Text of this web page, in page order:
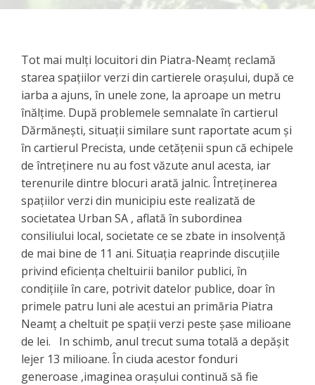
Tot mai mulți locuitori din Piatra-Neamț reclamă
starea spațiilor verzi din cartierele orașului, după ce
iarba a ajuns, în unele zone, la aproape un metru
înălțime. După problemele semnalate în cartierul
Dărmănești, situații similare sunt raportate acum și
în cartierul Precista, unde cetățenii spun că echipele
de întreținere nu au fost văzute anul acesta, iar
terenurile dintre blocuri arată jalnic. Întreținerea
spațiilor verzi din municipiu este realizată de
societatea Urban SA , aflată în subordinea
consiliului local, societate ce se zbate in insolvență
de mai bine de 11 ani. Situația reaprinde discuțiile
privind eficiența cheltuirii banilor publici, în
condițiile în care, potrivit datelor publice, doar în
primele patru luni ale acestui an primăria Piatra
Neamț a cheltuit pe spații verzi peste șase milioane
de lei. In schimb, anul trecut suma totală a depășit
lejer 13 milioane. În ciuda acestor fonduri
generoase ,imaginea orașului continuă să fie